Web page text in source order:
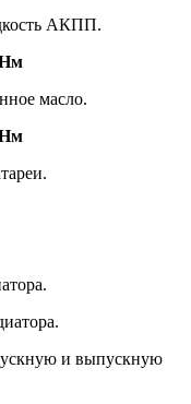
АКПП.
масло.
и выпускную